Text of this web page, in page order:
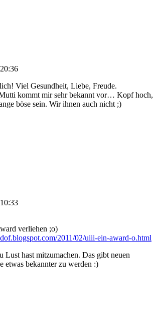
Viel Gesundheit, Liebe, Freude.
kommt mir sehr bekannt vor… Kopf hoch,
böse sein. Wir ihnen auch nicht ;)
verliehen ;o)
2011/02/uiii-ein-award-o.html
Lust hast mitzumachen. Das gibt neuen
etwas bekannter zu werden :)